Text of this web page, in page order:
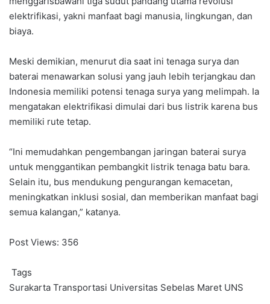
elektrifikasi, yakni manfaat bagi manusia, lingkungan, dan
biaya.
Meski demikian, menurut dia saat ini tenaga surya dan
baterai menawarkan solusi yang jauh lebih terjangkau dan
Indonesia memiliki potensi tenaga surya yang melimpah. Ia
mengatakan elektrifikasi dimulai dari bus listrik karena bus
memiliki rute tetap.
“Ini memudahkan pengembangan jaringan baterai surya
untuk menggantikan pembangkit listrik tenaga batu bara.
Selain itu, bus mendukung pengurangan kemacetan,
meningkatkan inklusi sosial, dan memberikan manfaat bagi
semua kalangan,” katanya.
Post Views: 356
Tags
Surakarta Transportasi Universitas Sebelas Maret UNS